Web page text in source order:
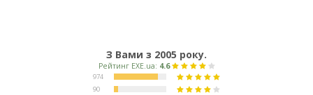
З Вами з 2005 року.